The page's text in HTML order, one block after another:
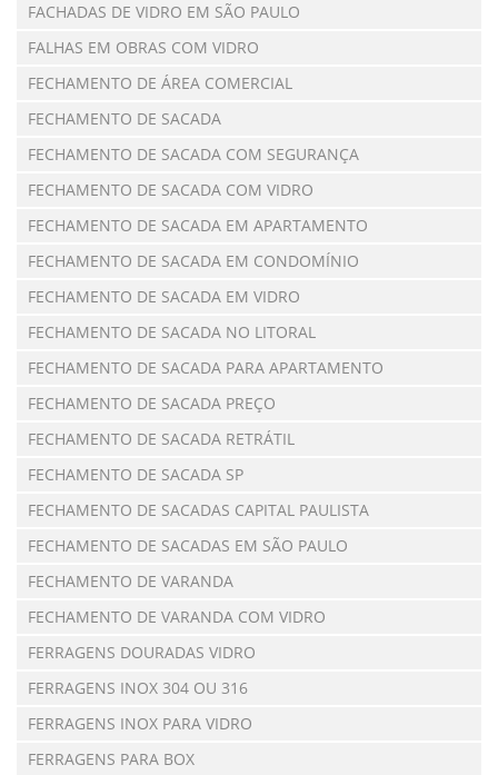
FACHADAS DE VIDRO EM SÃO PAULO
FALHAS EM OBRAS COM VIDRO
FECHAMENTO DE ÁREA COMERCIAL
FECHAMENTO DE SACADA
FECHAMENTO DE SACADA COM SEGURANÇA
FECHAMENTO DE SACADA COM VIDRO
FECHAMENTO DE SACADA EM APARTAMENTO
FECHAMENTO DE SACADA EM CONDOMÍNIO
FECHAMENTO DE SACADA EM VIDRO
FECHAMENTO DE SACADA NO LITORAL
FECHAMENTO DE SACADA PARA APARTAMENTO
FECHAMENTO DE SACADA PREÇO
FECHAMENTO DE SACADA RETRÁTIL
FECHAMENTO DE SACADA SP
FECHAMENTO DE SACADAS CAPITAL PAULISTA
FECHAMENTO DE SACADAS EM SÃO PAULO
FECHAMENTO DE VARANDA
FECHAMENTO DE VARANDA COM VIDRO
FERRAGENS DOURADAS VIDRO
FERRAGENS INOX 304 OU 316
FERRAGENS INOX PARA VIDRO
FERRAGENS PARA BOX